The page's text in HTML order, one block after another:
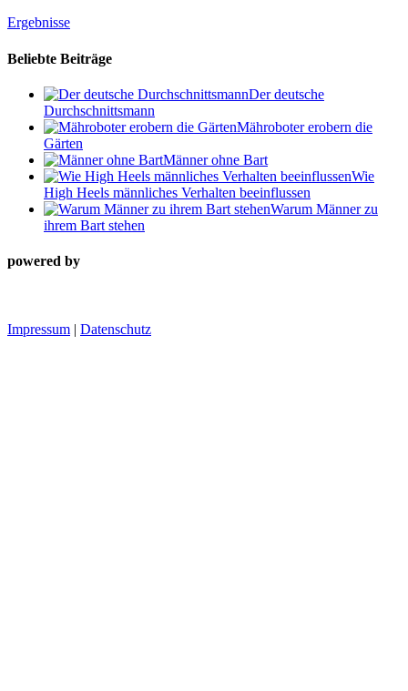
Ergebnisse
Beliebte Beiträge
Der deutsche
Durchschnittsmann
Mähroboter erobern die
Gärten
Männer ohne Bart
Wie
High Heels männliches Verhalten beeinflussen
Warum Männer zu
ihrem Bart stehen
powered by
Impressum | Datenschutz